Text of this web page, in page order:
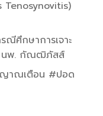
Tenosynovitis)
รณีศึกษาการเจาะ
นพ. กัณฒิภัสส์
ญาณเตือน #ปอด